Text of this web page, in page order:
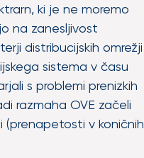
ki je ne moremo
na zanesljivost
distribucijskih omrežji
sistema v času
s problemi prenizkih
razmaha OVE začeli
v koničnih